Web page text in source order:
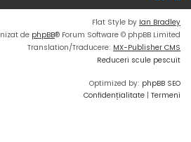
Flat Style by Ian Bradley
de phpBB® Forum Software © phpBB Limited
Translation/Traducere: MX-Publisher CMS
Reduceri scule pescuit
Optimized by: phpBB SEO
Confidențialitate | Termeni